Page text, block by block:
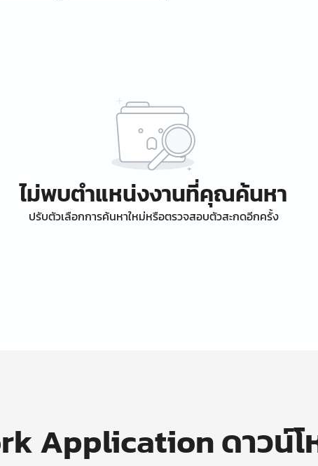
ไม่พบตำแหน่งงานที่คุณค้นหา
ปรับตัวเลือกการค้นหาใหม่หรือตรวจสอบตัวสะกดอีกครั้ง
Application ดาวน์